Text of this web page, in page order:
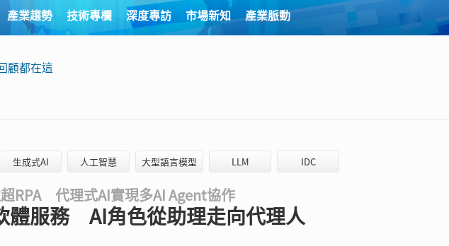
產業趨勢 技術專欄 深度專訪 市場新知 產業脈動
顧都在這
生成式AI 人工智慧 大型語言模型 LLM IDC
RPA 代理式AI實現多AI Agent協作
體服務 AI角色從助理走向代理人